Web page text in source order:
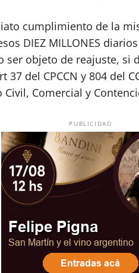
cumplimiento de la
DIEZ MILLONES
ser objeto de reajuste, si
del CPCCN y 804 del
Civil, Comercial y
PUBLICIDAD